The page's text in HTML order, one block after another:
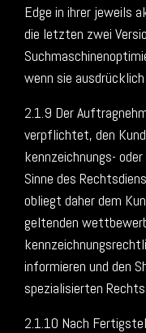
Edge in ihrer jeweils
die letzten zwei
wenn sie
2.1.9 Der
verpflichtet, den
kennzeichnungs-
Sinne des
obliegt daher dem
geltenden
informieren und den
spezialisierten
2.1.10 Nach